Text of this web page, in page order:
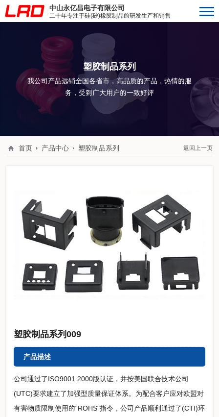
中山永亿昌电子有限公司
二十年专注于硅(矽)橡胶制品的研发生产和销售
塑胶制品系列
我公司产品远销全国各省市，高品质的产品，热情的服
务，受到广大用户的一致好评
返回上一页
首页 产品中心 塑胶制品系列
塑胶制品系列009
产品描述
公司通过了ISO9001:2000版认证，并按美国联合技术公司
(UTC)要求建立了加强型质量保证体系。为配合客户应对欧盟对
有害物质限制使用的“ROHS"指令，公司产品顺利通过了(CTI)环